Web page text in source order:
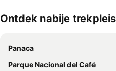
Ontdek nabije
Panaca
Parque Nacional del Café